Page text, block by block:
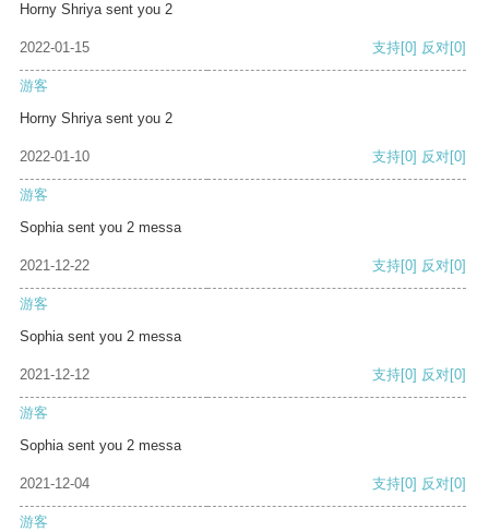
Horny Shriya sent you 2
2022-01-15 支持[0] 反对[0]
游客
Horny Shriya sent you 2
2022-01-10 支持[0] 反对[0]
游客
Sophia sent you 2 messa
2021-12-22 支持[0] 反对[0]
游客
Sophia sent you 2 messa
2021-12-12 支持[0] 反对[0]
游客
Sophia sent you 2 messa
2021-12-04 支持[0] 反对[0]
游客